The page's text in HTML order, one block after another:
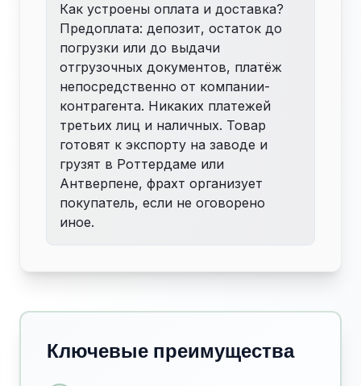
Как устроены оплата и доставка?
Предоплата: депозит, остаток до
погрузки или до выдачи
отгрузочных документов, платёж
непосредственно от компании-
контрагента. Никаких платежей
третьих лиц и наличных. Товар
готовят к экспорту на заводе и
грузят в Роттердаме или
Антверпене, фрахт организует
покупатель, если не оговорено
иное.
Ключевые преимущества